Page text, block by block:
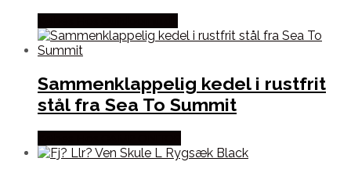
Sammenklappelig kedel i rustfrit
stål fra Sea To Summit